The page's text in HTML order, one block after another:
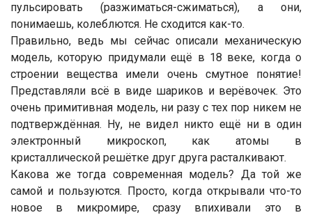
пульсировать (разжиматься-сжиматься), а они,
понимаешь, колеблются. Не сходится как-то.
Правильно, ведь мы сейчас описали механическую
модель, которую придумали ещё в 18 веке, когда о
строении вещества имели очень смутное понятие!
Представляли всё в виде шариков и верёвочек. Это
очень примитивная модель, ни разу с тех пор никем не
подтверждённая. Ну, не видел никто ещё ни в один
электронный микроскоп, как атомы в
кристаллической решётке друг друга расталкивают.
Какова же тогда современная модель? Да той же
самой и пользуются. Просто, когда открывали что-то
новое в микромире, сразу впихивали это в